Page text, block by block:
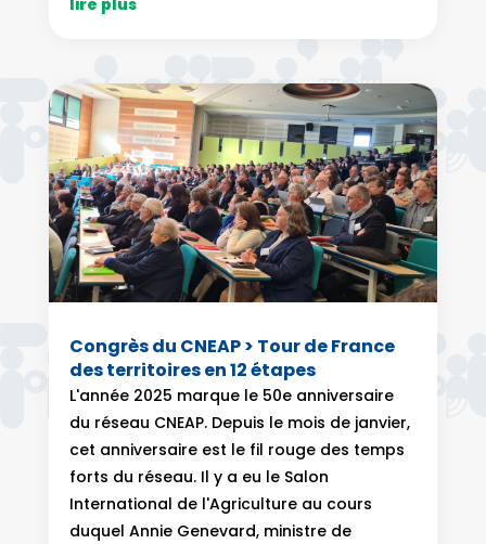
lire plus
Congrès du CNEAP > Tour de France
des territoires en 12 étapes
L'année 2025 marque le 50e anniversaire
du réseau CNEAP. Depuis le mois de janvier,
cet anniversaire est le fil rouge des temps
forts du réseau. Il y a eu le Salon
International de l'Agriculture au cours
duquel Annie Genevard, ministre de